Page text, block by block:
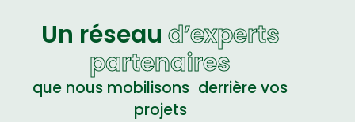
Un réseau d’experts
partenaires
que nous mobilisons derrière vos
projets